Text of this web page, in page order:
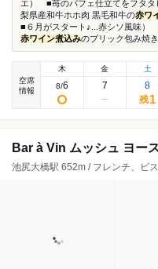
エ） ■苺のパフェ仕立てをフタ
梨県産和牛ホホ肉 黒毛和牛の赤ワ
■６月がスタート♪...赤シソ風味）
赤ワイン煮込みのブリック包み焼
空席
情報
木
8/6
金
7
土
8
残1
Bar à Vin ムッシュ ヨー
池尻大橋駅 652m / フレンチ、ビ